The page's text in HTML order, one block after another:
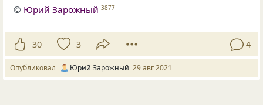
© Юрий Зарожный 3877
30 3 4
Опубликовал Юрий Зарожный 29 авг 2021